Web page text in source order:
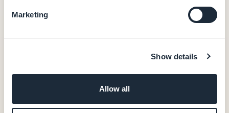
Marketing
Show details
Allow all
Push-notifikationer (10.000/måned på
Native iOS- + Android-apps starter ved 55
€/måned (Premium årligt — 660 €/år)